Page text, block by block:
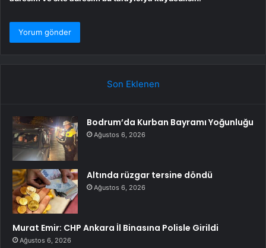
Son Eklenen
Bodrum’da Kurban Bayramı Yoğunluğu
Ağustos 6, 2026
Altında rüzgar tersine döndü
Ağustos 6, 2026
Murat Emir: CHP Ankara İl Binasına Polisle Girildi
Ağustos 6, 2026